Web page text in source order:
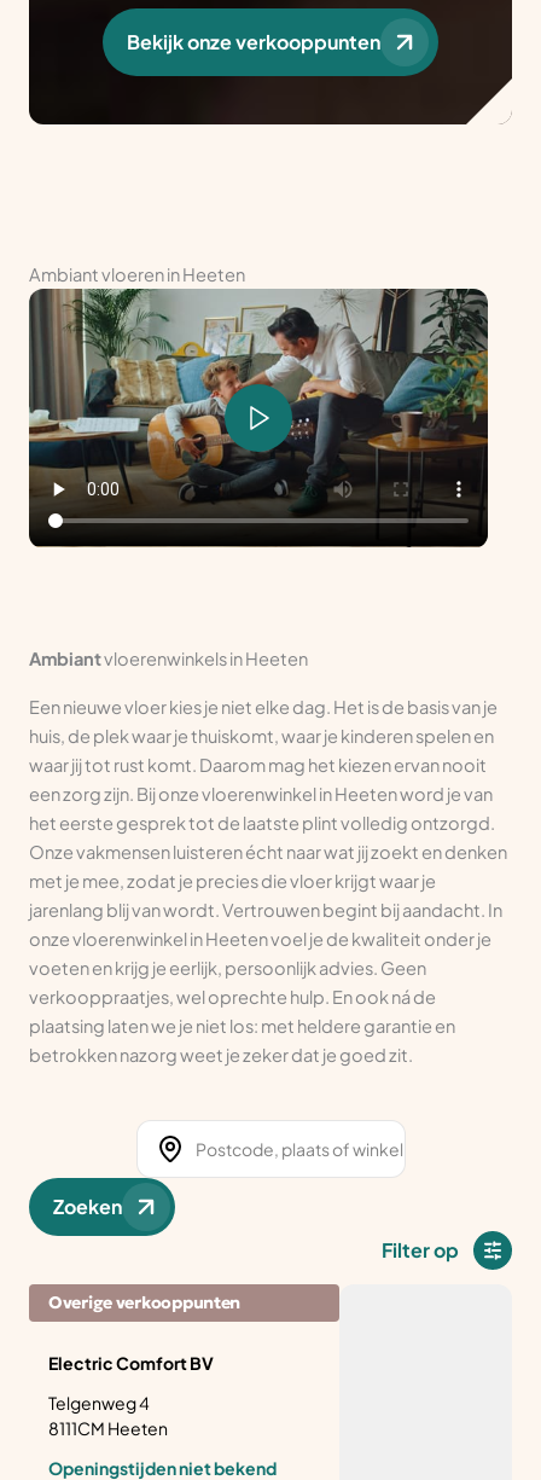
Bekijk onze verkooppunten
Ambiant vloeren in Heeten
Ambiantvloerenwinkels in Heeten
Een nieuwe vloer kies je niet elke dag. Het is de basis van je
huis, de plek waar je thuiskomt, waar je kinderen spelen en
waar jij tot rust komt. Daarom mag het kiezen ervan nooit
een zorg zijn. Bij onze vloerenwinkel in Heeten word je van
het eerste gesprek tot de laatste plint volledig ontzorgd.
Onze vakmensen luisteren écht naar wat jij zoekt en denken
met je mee, zodat je precies die vloer krijgt waar je
jarenlang blij van wordt. Vertrouwen begint bij aandacht. In
onze vloerenwinkel in Heeten voel je de kwaliteit onder je
voeten en krijg je eerlijk, persoonlijk advies. Geen
verkooppraatjes, wel oprechte hulp. En ook ná de
plaatsing laten we je niet los: met heldere garantie en
betrokken nazorg weet je zeker dat je goed zit.
Zoeken
Filter op
Overige verkooppunten
Electric Comfort BV
Telgenweg 4
8111CM Heeten
Openingstijden niet bekend